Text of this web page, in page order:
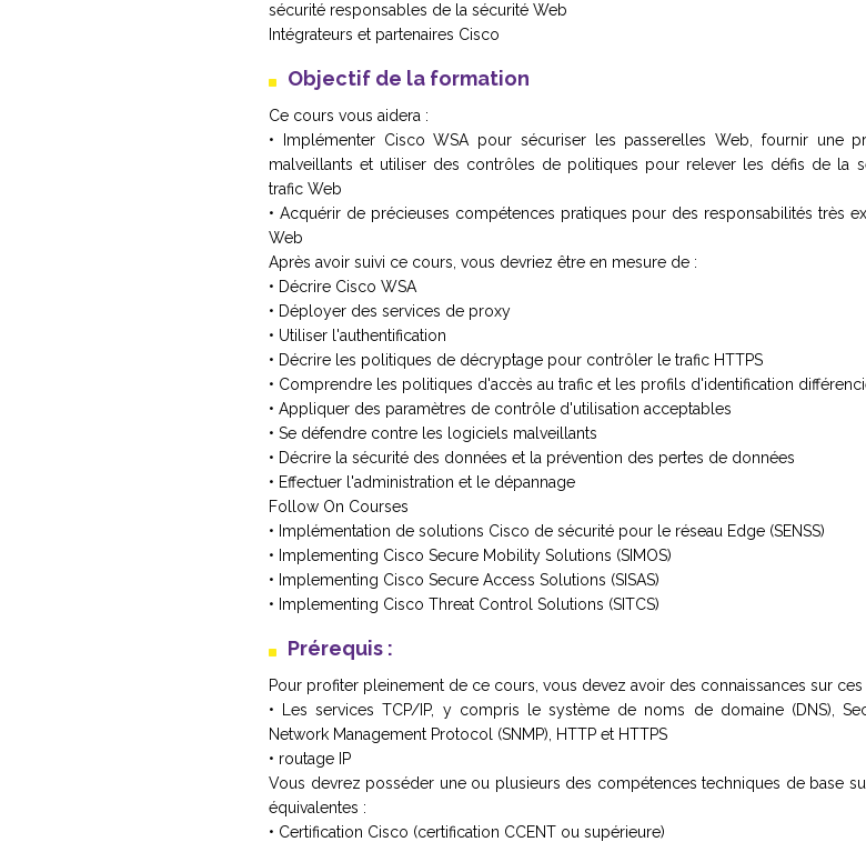
sécurité responsables de la sécurité Web
Intégrateurs et partenaires Cisco
Objectif de la formation
Ce cours vous aidera :
• Implémenter Cisco WSA pour sécuriser les passerelles Web, fournir une
malveillants et utiliser des contrôles de politiques pour relever les défis de la
trafic Web
• Acquérir de précieuses compétences pratiques pour des responsabilités très
Web
Après avoir suivi ce cours, vous devriez être en mesure de :
• Décrire Cisco WSA
• Déployer des services de proxy
• Utiliser l'authentification
• Décrire les politiques de décryptage pour contrôler le trafic HTTPS
• Comprendre les politiques d'accès au trafic et les profils d'identification
• Appliquer des paramètres de contrôle d'utilisation acceptables
• Se défendre contre les logiciels malveillants
• Décrire la sécurité des données et la prévention des pertes de données
• Effectuer l'administration et le dépannage
Follow On Courses
• Implémentation de solutions Cisco de sécurité pour le réseau Edge (SENSS)
• Implementing Cisco Secure Mobility Solutions (SIMOS)
• Implementing Cisco Secure Access Solutions (SISAS)
• Implementing Cisco Threat Control Solutions (SITCS)
Prérequis :
Pour profiter pleinement de ce cours, vous devez avoir des connaissances sur ces
• Les services TCP/IP, y compris le système de noms de domaine (DNS),
Network Management Protocol (SNMP), HTTP et HTTPS
• routage IP
Vous devrez posséder une ou plusieurs des compétences techniques de base
équivalentes :
• Certification Cisco (certification CCENT ou supérieure)